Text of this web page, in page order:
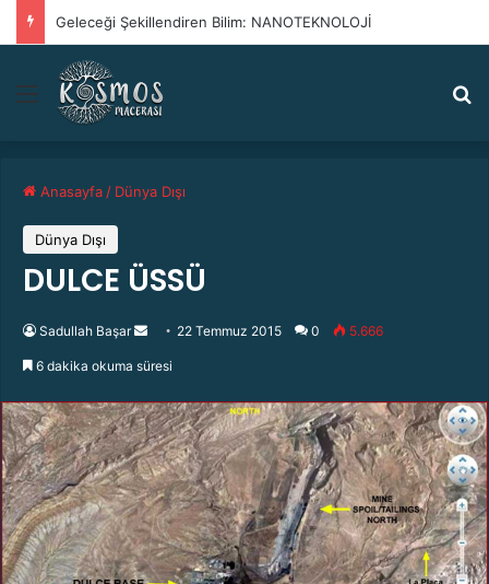
Antik Tarihte İleri Teknoloji
Menü
Anasayfa / Dünya Dışı
Dünya Dışı
DULCE ÜSSÜ
Sadullah Başar
i
e
-
p
o
s
t
a
22 Temmuz 2015 0 5.666
6 dakika okuma süresi